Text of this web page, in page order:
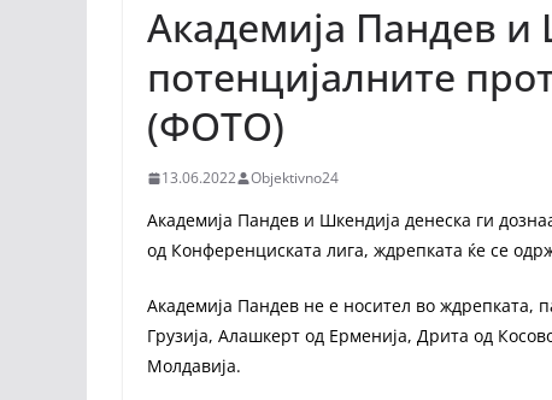
Академија Пандев и
потенцијалните
(ФОТО)
13.06.2022 Objektivno24
Академија Пандев и Шкендија денеска ги
од Конференциската лига, ждрепката ќе се
Академија Пандев не е носител во
Грузија, Алашкерт од Ерменија, Дрита од
Молдавија.